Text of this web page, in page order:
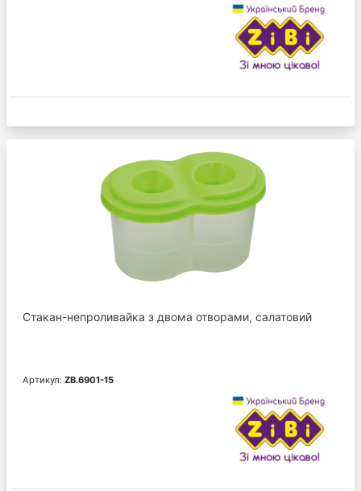
Стакан-непроливайка з двома отворами, салатовий
Артикул: ZB.6901-15